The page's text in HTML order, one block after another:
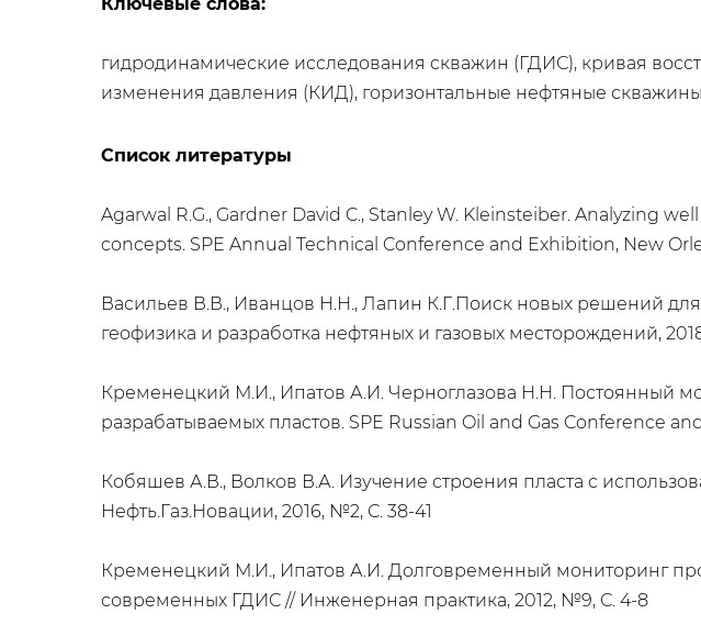
гидродинамические исследования скважин (ГДИС), кривая
изменения давления (КИД), горизонтальные нефтяные
Список литературы
Agarwal R.G., Gardner David C., Stanley W. Kleinsteiber. Analyzing
concepts. SPE Annual Technical Conference and Exhibition, New
Васильев В.В., Иванцов Н.Н., Лапин К.Г.Поиск новых решений
геофизика и разработка нефтяных и газовых месторождений,
Кременецкий М.И., Ипатов А.И. Черноглазова Н.Н. Постоянный
разрабатываемых пластов. SPE Russian Oil and Gas Conference
Кобяшев А.В., Волков В.А. Изучение строения пласта с
Нефть.Газ.Новации, 2016, №2, С. 38-41
Кременецкий М.И., Ипатов А.И. Долговременный мониторинг
современных ГДИС // Инженерная практика, 2012, №9, С. 4-8